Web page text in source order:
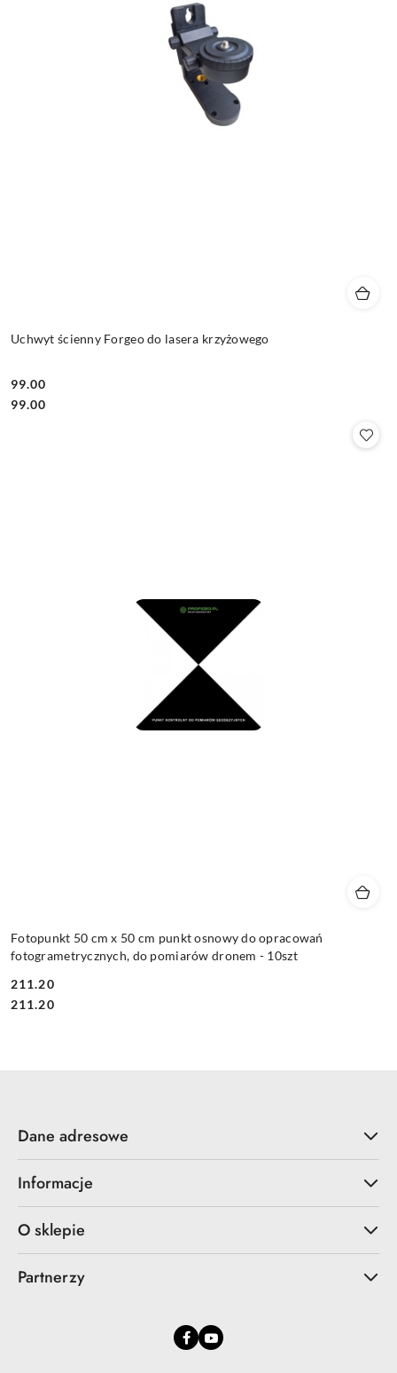
Uchwyt ścienny Forgeo do lasera krzyżowego
Cena:
99.00
Cena:
99.00
Fotopunkt 50 cm x 50 cm punkt osnowy do opracowań
fotogrametrycznych, do pomiarów dronem - 10szt
Cena:
211.20
Cena:
211.20
Dane adresowe
Informacje
O sklepie
Partnerzy